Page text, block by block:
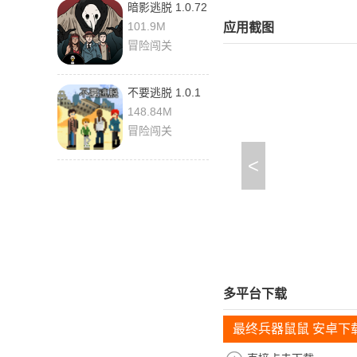
暗影逃脱 1.0.72
最新版
101.9M
冒险闯关
不要逃脱 1.0.1
手机版
148.84M
冒险闯关
应用截图
<
多平台下载
最终兵器鼠鼠 安卓下